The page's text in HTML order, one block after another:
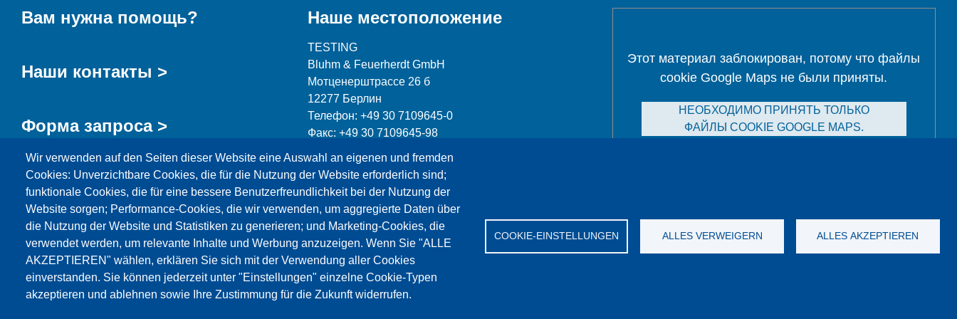
Wir verwenden auf den Seiten dieser Website eine Auswahl an eigenen und fremden
Cookies: Unverzichtbare Cookies, die für die Nutzung der Website erforderlich sind;
funktionale Cookies, die für eine bessere Benutzerfreundlichkeit bei der Nutzung der
Website sorgen; Performance-Cookies, die wir verwenden, um aggregierte Daten über
die Nutzung der Website und Statistiken zu generieren; und Marketing-Cookies, die
verwendet werden, um relevante Inhalte und Werbung anzuzeigen. Wenn Sie "ALLE
AKZEPTIEREN" wählen, erklären Sie sich mit der Verwendung aller Cookies
einverstanden. Sie können jederzeit unter "Einstellungen" einzelne Cookie-Typen
akzeptieren und ablehnen sowie Ihre Zustimmung für die Zukunft widerrufen.
COOKIE-EINSTELLUNGEN ALLES VERWEIGERN ALLES AKZEPTIEREN
Вам нужна помощь?
Наши контакты >
Форма запроса >
Наше местоположение
TESTING
Bluhm & Feuerherdt GmbH
Мотценерштрассе 26 б
12277 Берлин
Телефон: +49 30 7109645-0
Факс: +49 30 7109645-98
info@testing.de
Этот материал заблокирован, потому что файлы
cookie Google Maps не были приняты.
НЕОБХОДИМО ПРИНЯТЬ ТОЛЬКО
ФАЙЛЫ COOKIE GOOGLE MAPS.
Продукция Новости О нас Реализация Сервис Референции Jobs Контакт Защита данных Выходные данные GTC